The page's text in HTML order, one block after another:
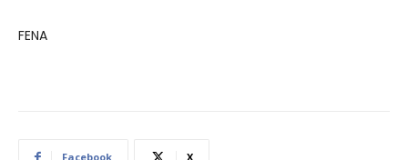
FENA
Facebook X